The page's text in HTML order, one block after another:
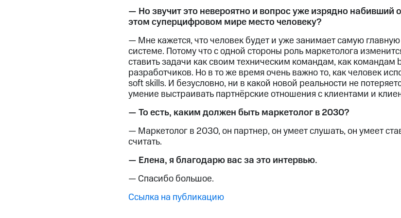
— Но звучит это невероятно и вопрос уже изрядно набивший
этом суперцифровом мире место человеку?
— Мне кажется, что человек будет и уже занимает самую
системе. Потому что с одной стороны роль маркетолога
ставить задачи как своим техническим командам, как
разработчиков. Но в то же время очень важно то, как человек
soft skills. И безусловно, ни в какой новой реальности не
умение выстраивать партнёрские отношения с клиентами и
— То есть, каким должен быть маркетолог в 2030?
— Маркетолог в 2030, он партнер, он умеет слушать, он умеет
считать.
— Елена, я благодарю вас за это интервью.
— Спасибо большое.
Ссылка на публикацию